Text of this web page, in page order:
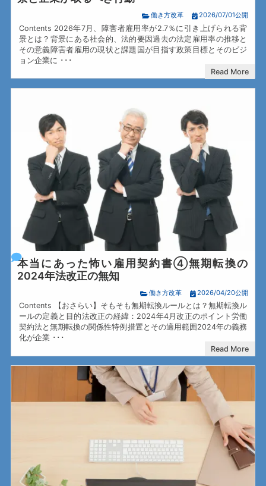
働き方改革 2026/07/01公開
Contents 2026年7月、障害者雇用率が2.7％に引き上げられる背
景とは？背景にある社会的、法的要因過去の法定雇用率の推移と
その意義障害者雇用の現状と課題国が目指す政策目標とそのビジ
ョン企業に ･･･
Read More
本当にあった怖い雇用契約書④無期転換の
2024年法改正の無知
働き方改革 2026/04/20公開
Contents 【おさらい】そもそも無期転換ルールとは？無期転換ル
ールの定義と目的法改正の経緯：2024年4月改正のポイント労働
契約法と無期転換の関係性特例措置とその適用範囲2024年の義務
化が企業 ･･･
Read More